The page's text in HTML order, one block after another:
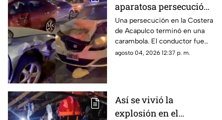
aparatosa persecución
que terminó en
carambola en la
Costera de Acapulco
Una persecución en la Costera
de Acapulco terminó en una
carambola. El conductor fue
detenido y reportan personas
agosto 04, 2026 12:37 p. m.
Así se vivió la
explosión en el